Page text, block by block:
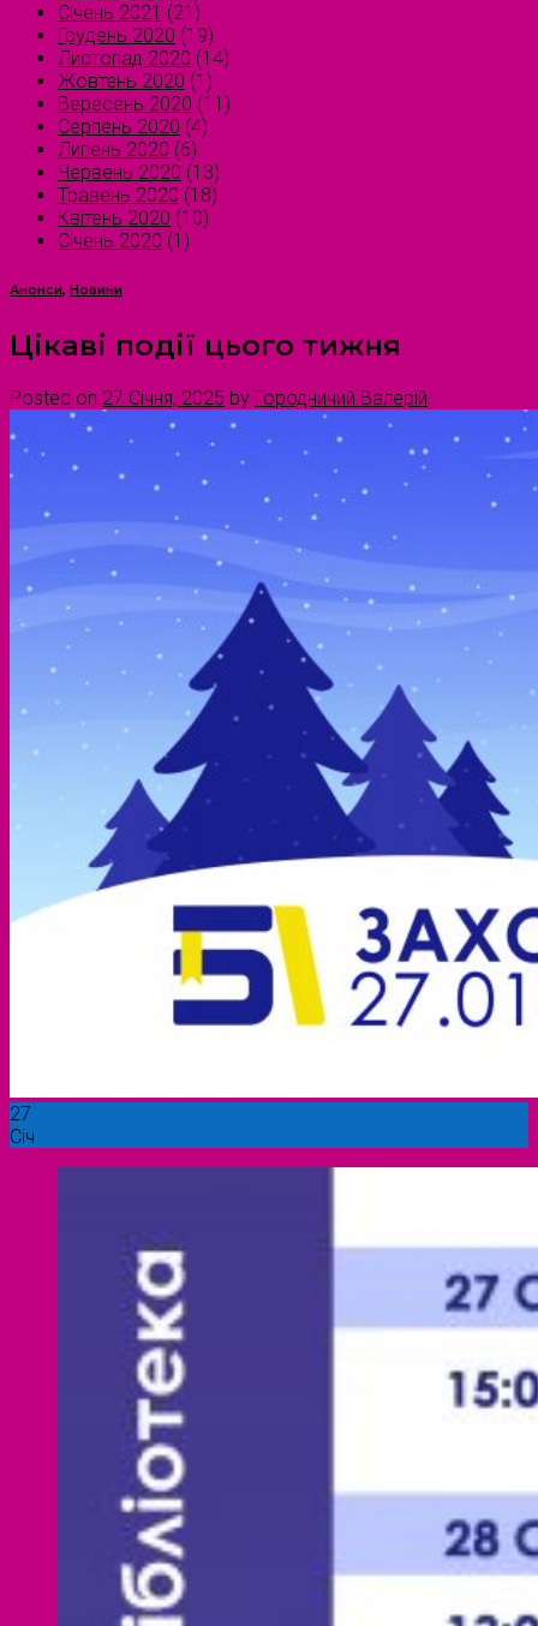
Січень 2021 (21)
Грудень 2020 (19)
Листопад 2020 (14)
Жовтень 2020 (1)
Вересень 2020 (11)
Серпень 2020 (4)
Липень 2020 (6)
Червень 2020 (13)
Травень 2020 (18)
Квітень 2020 (10)
Січень 2020 (1)
Анонси, Новини
Цікаві події цього тижня
Posted on 27 Січня, 2025 by Городничий Валерій
27
Січ